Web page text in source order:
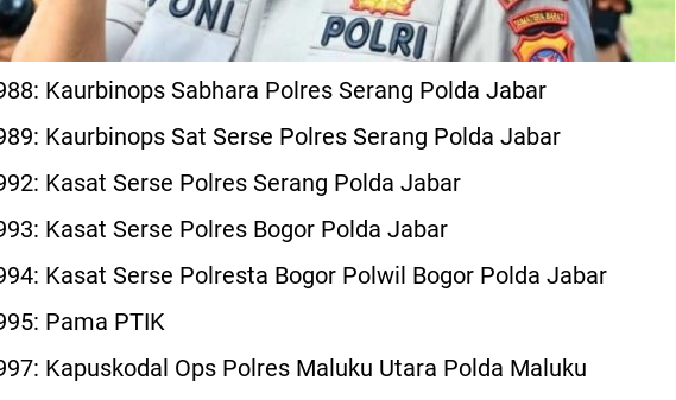
Kaurbinops Sabhara Polres Serang Polda Jabar
Kaurbinops Sat Serse Polres Serang Polda Jabar
Kasat Serse Polres Serang Polda Jabar
Kasat Serse Polres Bogor Polda Jabar
Kasat Serse Polresta Bogor Polwil Bogor Polda Jabar
Pama PTIK
Kapuskodal Ops Polres Maluku Utara Polda Maluku